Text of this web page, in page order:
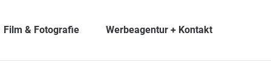
Film & Fotografie Werbeagentur + Kontakt